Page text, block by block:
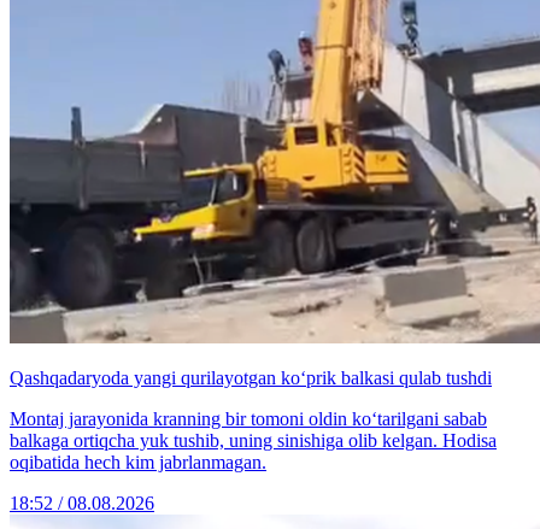
Qashqadaryoda yangi qurilayotgan ko‘prik balkasi qulab tushdi
Montaj jarayonida kranning bir tomoni oldin ko‘tarilgani sabab
balkaga ortiqcha yuk tushib, uning sinishiga olib kelgan. Hodisa
oqibatida hech kim jabrlanmagan.
18:52 / 08.08.2026